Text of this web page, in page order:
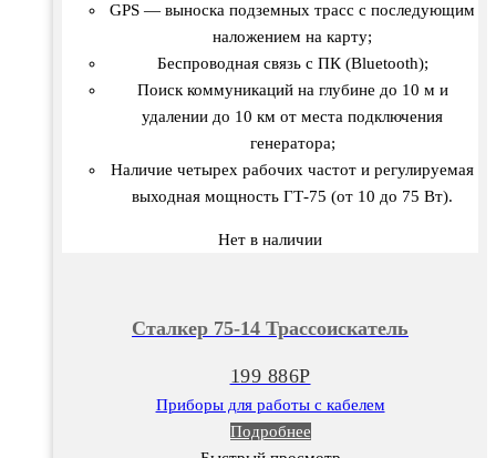
GPS — выноска подземных трасс с последующим
наложением на карту;
Беспроводная связь с ПК (Bluetooth);
Поиск коммуникаций на глубине до 10 м и
удалении до 10 км от места подключения
генератора;
Наличие четырех рабочих частот и регулируемая
выходная мощность ГТ-75 (от 10 до 75 Вт).
Нет в наличии
Сталкер 75-14 Трассоискатель
199 886Р
Приборы для работы с кабелем
Подробнее